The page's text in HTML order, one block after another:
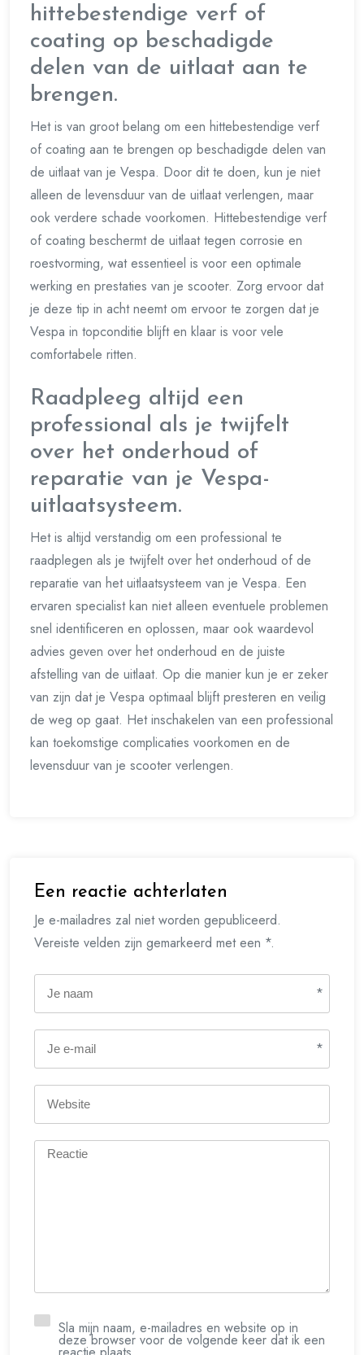
hittebestendige verf of
coating op beschadigde
delen van de uitlaat aan te
brengen.
Het is van groot belang om een hittebestendige verf
of coating aan te brengen op beschadigde delen van
de uitlaat van je Vespa. Door dit te doen, kun je niet
alleen de levensduur van de uitlaat verlengen, maar
ook verdere schade voorkomen. Hittebestendige verf
of coating beschermt de uitlaat tegen corrosie en
roestvorming, wat essentieel is voor een optimale
werking en prestaties van je scooter. Zorg ervoor dat
je deze tip in acht neemt om ervoor te zorgen dat je
Vespa in topconditie blijft en klaar is voor vele
comfortabele ritten.
Raadpleeg altijd een
professional als je twijfelt
over het onderhoud of
reparatie van je Vespa-
uitlaatsysteem.
Het is altijd verstandig om een professional te
raadplegen als je twijfelt over het onderhoud of de
reparatie van het uitlaatsysteem van je Vespa. Een
ervaren specialist kan niet alleen eventuele problemen
snel identificeren en oplossen, maar ook waardevol
advies geven over het onderhoud en de juiste
afstelling van de uitlaat. Op die manier kun je er zeker
van zijn dat je Vespa optimaal blijft presteren en veilig
de weg op gaat. Het inschakelen van een professional
kan toekomstige complicaties voorkomen en de
levensduur van je scooter verlengen.
Een reactie achterlaten
Je e-mailadres zal niet worden gepubliceerd.
Vereiste velden zijn gemarkeerd met een *.
*
*
Sla mijn naam, e-mailadres en website op in
deze browser voor de volgende keer dat ik een